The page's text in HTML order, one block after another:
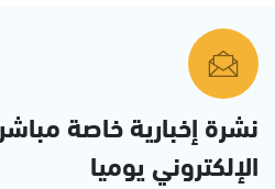
نشرة إخبارية خاصة
الإلكتروني يوميا